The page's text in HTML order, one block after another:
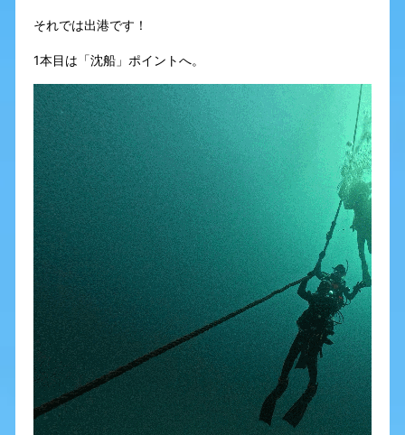
それでは出港です！
1本目は「沈船」ポイントへ。